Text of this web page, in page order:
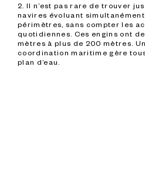
2. Il n’est pas rare de trouver
navires évoluant
périmètres, sans compter les
quotidiennes. Ces engins ont
mètres à plus de 200 mètres.
coordination maritime gère
plan d’eau.